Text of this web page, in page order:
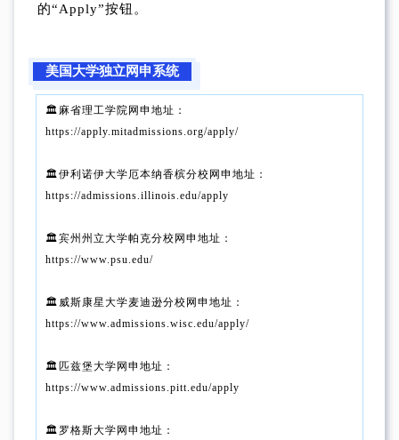
的“Apply”按钮。
美国大学独立网申系统
🏛️麻省理工学院网申地址：
https://apply.mitadmissions.org/apply/
🏛️伊利诺伊大学厄本纳香槟分校网申地址：
https://admissions.illinois.edu/apply
🏛️宾州州立大学帕克分校网申地址：
https://www.psu.edu/
🏛️威斯康星大学麦迪逊分校网申地址：
https://www.admissions.wisc.edu/apply/
🏛️匹兹堡大学网申地址：
https://www.admissions.pitt.edu/apply
🏛️罗格斯大学网申地址：